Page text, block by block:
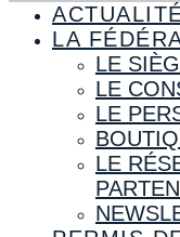
LA
LE
LE
LE
LE